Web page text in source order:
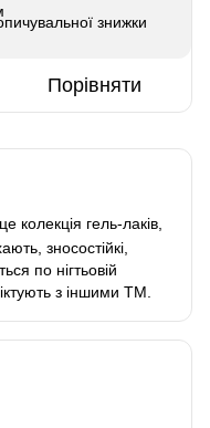
знижки
Порівняти
колекція гель-лаків,
зносостійкі,
по нігтьовій
з іншими ТМ.